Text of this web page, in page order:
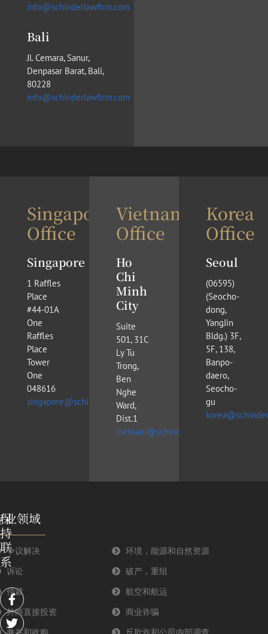
info@schinderlawfirm.com
Bali
Jl. Cemara, Sanur,
Denpasar Barat, Bali,
80228
info@schinderlawfirm.com
Singapore
Office
Singapore
1 Raffles
Place
#44-01A
One
Raffles
Place
Tower
One
048616
singapore@schinderlawfirm.com
Vietnam
Office
Ho
Chi
Minh
City
Suite
501, 31C
Ly Tu
Trong,
Ben
Nghe
Ward,
Dist.1
vietnam@schinderlawfirm.com
Korea
Office
Seoul
(​06595)
(Seocho-
dong,
YangJin
Bldg.) 3F,
5F, 138,
Banpo-
daero,
Seocho-
gu
保
持
联
系
F
a
c
e
T
w
i
t
Y
o
u
t
L
i
n
k
业领域
争议解决
诉讼
仲裁
外商直接投资
环境，能源和自然资源
破产，重组
航空和航运
商业诈骗